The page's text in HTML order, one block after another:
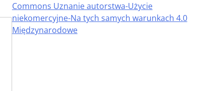
Commons Uznanie autorstwa-Użycie
niekomercyjne-Na tych samych warunkach 4.0
Międzynarodowe